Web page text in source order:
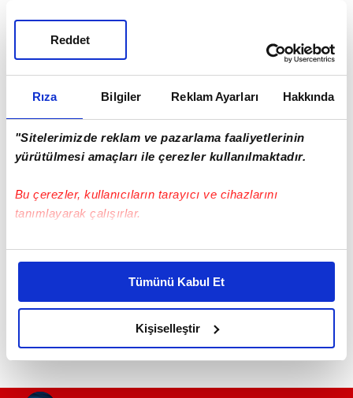
Rıza Bilgiler Reklam Ayarları Hakkında
"Sitelerimizde reklam ve pazarlama faaliyetlerinin
yürütülmesi amaçları ile çerezler kullanılmaktadır.
Bu çerezler, kullanıcıların tarayıcı ve cihazlarını
tanımlayarak çalışırlar.
Bu çerezlere izin vermeniz halinde sizlere özel
daha iyi reklam deneyimi yaşatabiliriz. Bunu yaparken
amacımızın size daha iyi bir reklam deneyimi sunmak
olduğunu ve sizlere en iyi içerikleri sunabilmek adına
elimizden gelen çabayı gösterdiğimizi ve bu noktada,
reklamların maliyetlerimizi karşılamak noktasında tek gelir
Tümünü Kabul Et
Kişiselleştir
Reddet
#ÇORLU #TEKİRDAĞ